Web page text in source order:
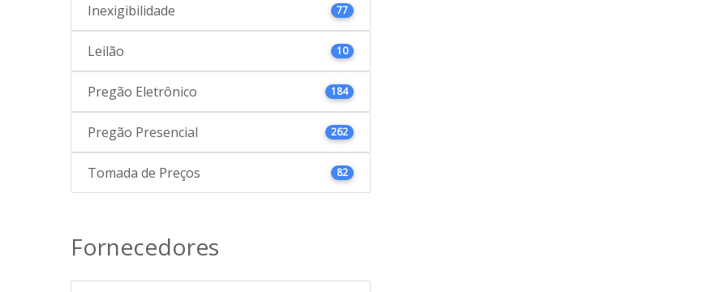
Inexigibilidade 77
Leilão 10
Pregão Eletrônico 184
Pregão Presencial 262
Tomada de Preços 82
Fornecedores